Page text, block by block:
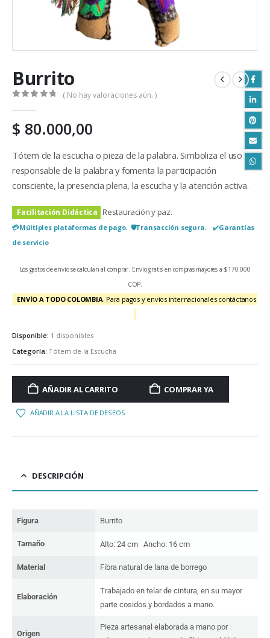
Burrito
( No hay valoraciones aún. )
$ 80.000,00
Tótem de la escucha o pieza de la palabra. Simboliza el uso
responsable de la palabra y fomenta la participación
consciente, la presencia plena, la escucha y la atención activa.
Facilitación Didáctica Restauración y paz.
💳​Múltiples plataformas de pago. 🛡️Transacción segura. ✔️​Garantías
de servicio
Los gastos de envío se calculan al comprar. Envío gratis en compras mayores a $170.000
COP.
ENVÍO A TODO COLOMBIA . Para pagos y envíos internacionales contáctanos
Disponible: 1 disponibles
Categoría: Tótem de la Escucha
AÑADIR AL CARRITO COMPRAR YA
AÑADIR A LA LISTA DE DESEOS
DESCRIPCIÓN
Figura Burrito
Tamaño Alto: 24 cm Ancho: 16 cm
Material Fibra natural de lana de borrego
Elaboración
Trabajado en telar de cintura, en su mayor
parte cosidos y bordados a mano.
Origen
Pieza artesanal elaborada a mano por